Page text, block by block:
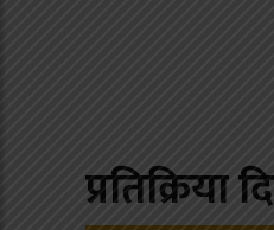
प्रतिक्रिया